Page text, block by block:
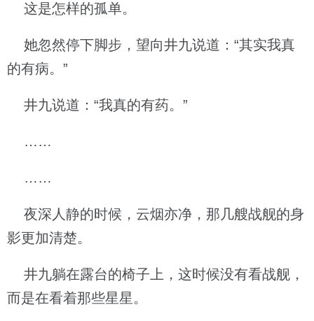
这是怎样的孤单。
她忽然停下脚步，望向井九说道：“其实我真
的有病。”
井九说道：“我真的有药。”
……
……
夜深人静的时候，云烟亦净，那几艘战舰的身
影更加清楚。
井九躺在露台的椅子上，这时候没有看战舰，
而是在看着那些星星。